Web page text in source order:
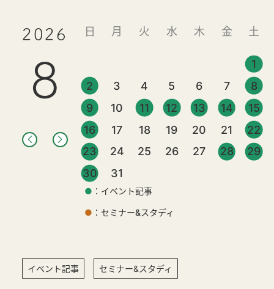
2026
8
日 月 火 水 木 金 土
1
2
3 4 5 6 7
8
9
10 11 12 13 14
15
16
17 18 19 20 21
22
23
24 25 26 27 28
29
30
31
● ：イベント記事
● ：セミナー&スタディ
イベント記事 セミナー&スタディ